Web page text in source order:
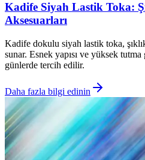
Kadife Siyah Lastik Toka:
Aksesuarları
Kadife dokulu siyah lastik toka,
sunar. Esnek yapısı ve yüksek
günlerde tercih edilir.
Daha fazla bilgi edinin